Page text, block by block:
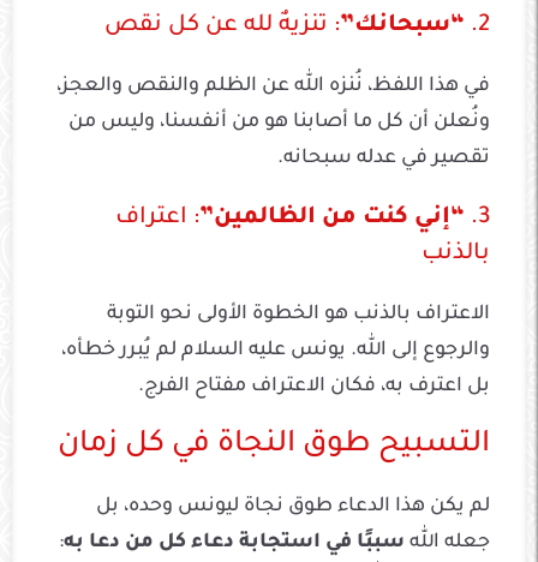
2. “سبحانك”: تنزيهٌ لله عن كل نقص
في هذا اللفظ، نُنزه الله عن الظلم والنقص والعجز،
ونُعلن أن كل ما أصابنا هو من أنفسنا، وليس من
تقصير في عدله سبحانه.
3. “إني كنت من الظالمين”: اعتراف
بالذنب
الاعتراف بالذنب هو الخطوة الأولى نحو التوبة
والرجوع إلى الله. يونس عليه السلام لم يُبرر خطأه،
بل اعترف به، فكان الاعتراف مفتاح الفرج.
التسبيح طوق النجاة في كل زمان
لم يكن هذا الدعاء طوق نجاة ليونس وحده، بل
جعله الله سببًا في استجابة دعاء كل من دعا به: